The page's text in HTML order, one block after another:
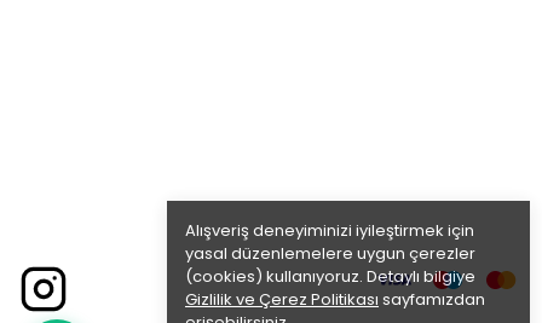
Alışveriş deneyiminizi iyileştirmek için
yasal düzenlemelere uygun çerezler
(cookies) kullanıyoruz. Detaylı bilgiye
Gizlilik ve Çerez Politikası sayfamızdan